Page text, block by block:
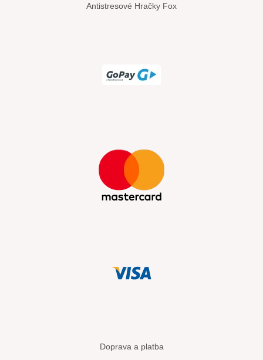
Antistresové Hračky Fox
Doprava a platba